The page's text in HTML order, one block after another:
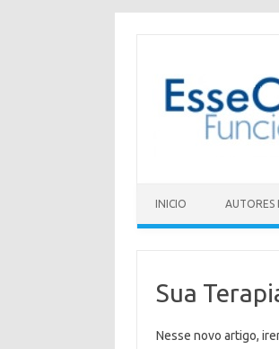
INICIO AUTORES
Sua
Nesse novo artigo,